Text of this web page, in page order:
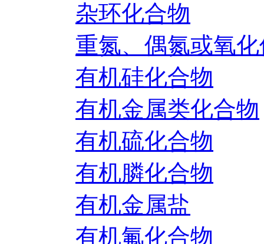
杂环化合物
重氮、偶氮或氧
有机硅化合物
有机金属类化合物
有机硫化合物
有机膦化合物
有机金属盐
有机氟化合物